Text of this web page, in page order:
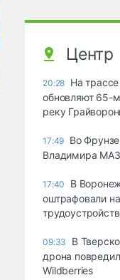
Центр
20:28 На
обновляют 65-
реку
17:49 Во
Владимира МАЗ
17:40
В
оштрафовали
09:33
В
дрона
Wildberries